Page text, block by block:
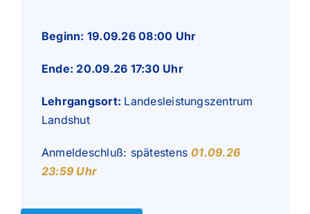
Beginn: 19.09.26 08:00 Uhr
Ende: 20.09.26 17:30 Uhr
Lehrgangsort: Landesleistungszentrum
Landshut
Anmeldeschluß: spätestens01.09.26
23:59 Uhr